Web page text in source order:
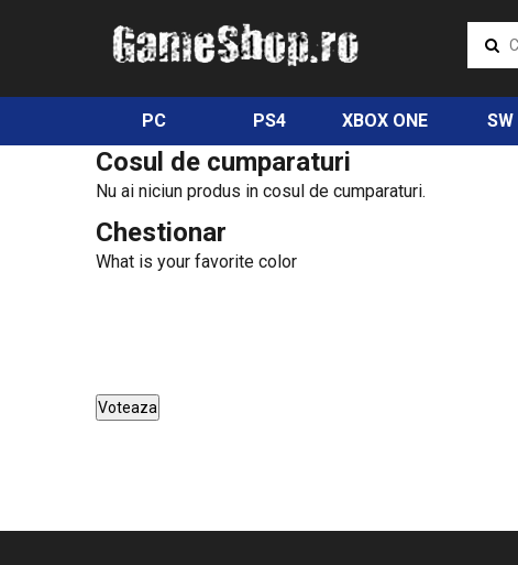
PC PS4 XBOX ONE SW
Cosul de cumparaturi
Nu ai niciun produs in cosul de cumparaturi.
Chestionar
What is your favorite color
Voteaza